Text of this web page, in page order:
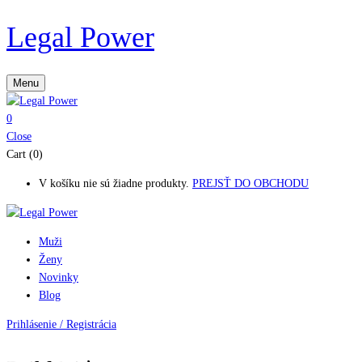
Legal Power
Menu
0
Close
Cart (0)
V košíku nie sú žiadne produkty. PREJSŤ DO OBCHODU
Muži
Ženy
Novinky
Blog
Prihlásenie / Registrácia